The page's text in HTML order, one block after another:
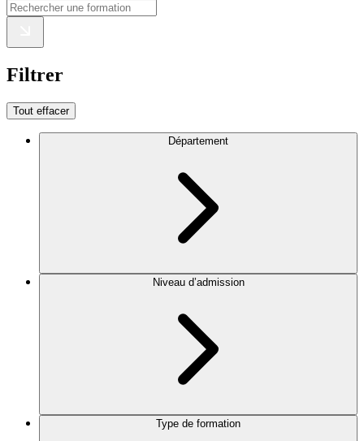
Filtrer
Tout effacer
Département
Niveau d’admission
Type de formation